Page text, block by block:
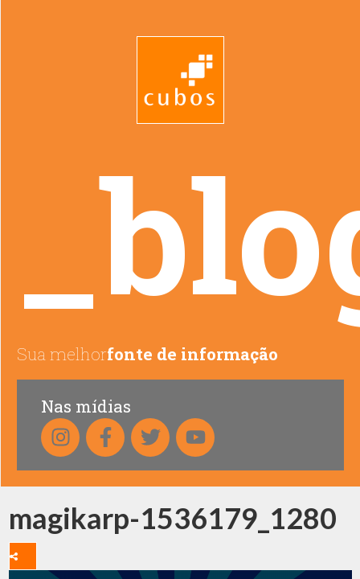
Sua melhorfonte de informação
Nas mídias
magikarp-1536179_1280